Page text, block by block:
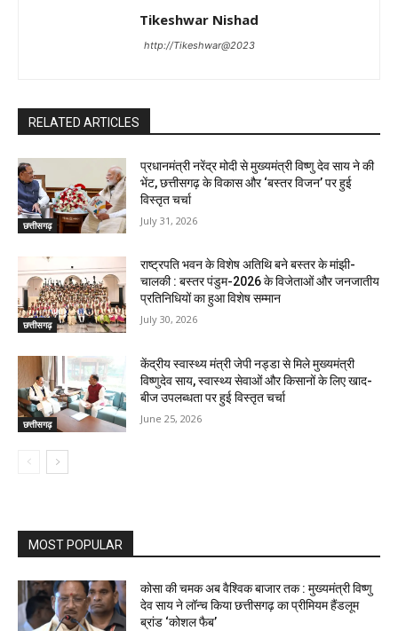
Tikeshwar Nishad
http://Tikeshwar@2023
RELATED ARTICLES
छत्तीसगढ़
प्रधानमंत्री नरेंद्र मोदी से मुख्यमंत्री विष्णु देव साय ने की
भेंट, छत्तीसगढ़ के विकास और ‘बस्तर विजन’ पर हुई
विस्तृत चर्चा
July 31, 2026
छत्तीसगढ़
राष्ट्रपति भवन के विशेष अतिथि बने बस्तर के मांझी-
चालकी : बस्तर पंडुम-2026 के विजेताओं और जनजातीय
प्रतिनिधियों का हुआ विशेष सम्मान
July 30, 2026
छत्तीसगढ़
केंद्रीय स्वास्थ्य मंत्री जेपी नड्डा से मिले मुख्यमंत्री
विष्णुदेव साय, स्वास्थ्य सेवाओं और किसानों के लिए खाद-
बीज उपलब्धता पर हुई विस्तृत चर्चा
June 25, 2026
MOST POPULAR
कोसा की चमक अब वैश्विक बाजार तक : मुख्यमंत्री विष्णु
देव साय ने लॉन्च किया छत्तीसगढ़ का प्रीमियम हैंडलूम
ब्रांड ‘कोशल फैब’